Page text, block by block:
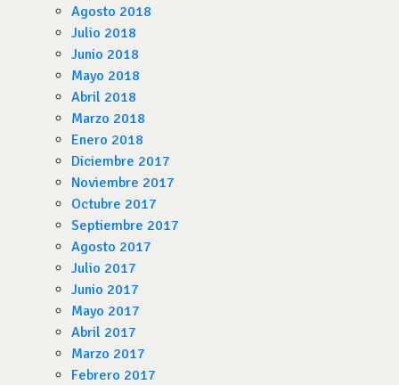
Agosto 2018
Julio 2018
Junio 2018
Mayo 2018
Abril 2018
Marzo 2018
Enero 2018
Diciembre 2017
Noviembre 2017
Octubre 2017
Septiembre 2017
Agosto 2017
Julio 2017
Junio 2017
Mayo 2017
Abril 2017
Marzo 2017
Febrero 2017